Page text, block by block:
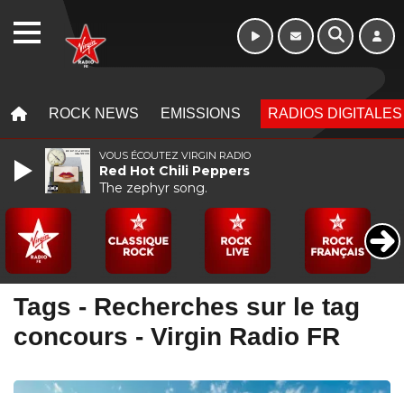
ROCK NEWS EMISSIONS RADIOS DIGITALES
Tags - Recherches sur le tag
concours - Virgin Radio FR
VOUS ÉCOUTEZ VIRGIN RADIO
Red Hot Chili Peppers
The zephyr song.
WEBRADIO 10h - 13h